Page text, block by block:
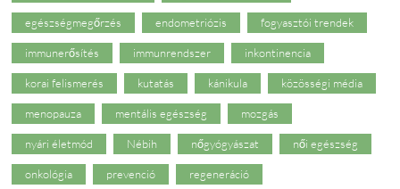
egészségmegőrzés endometriózis fogyasztói trendek
immunerősítés immunrendszer inkontinencia
korai felismerés kutatás kánikula közösségi média
menopauza mentális egészség mozgás
nyári életmód Nébih nőgyógyászat női egészség
onkológia prevenció regeneráció